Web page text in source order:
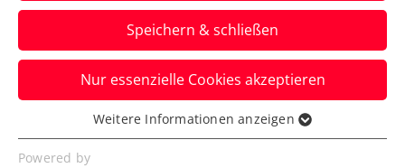
Junior Trophy U12 in Bad Waltersdorf
Verfasst von: Florian Luxner, 06.01.2026
Speichern & schließen
Nur essenzielle Cookies akzeptieren
Essenziell
Essenzielle Cookies werden für grundlegende
Weitere Informationen anzeigen
Powered by